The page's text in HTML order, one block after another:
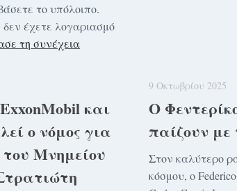
το υπόλοιπο.
έχετε λογαριασμό
τη συνέχεια
και
ο νόμος για
Μνημείου
9 Οκτωβρίου 2025
Ο
παίζουν με
Στον καλύτερο
κόσμου, o